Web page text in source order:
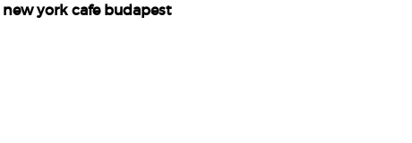
#new york cafe budapest